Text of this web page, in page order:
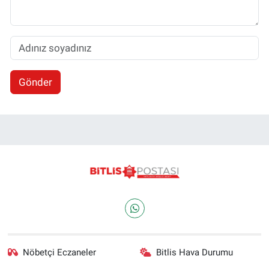
Gönder
Nöbetçi Eczaneler Bitlis Hava Durumu